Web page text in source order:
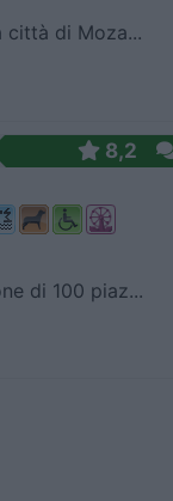
città di Moza...
8,2
di 100 piaz...